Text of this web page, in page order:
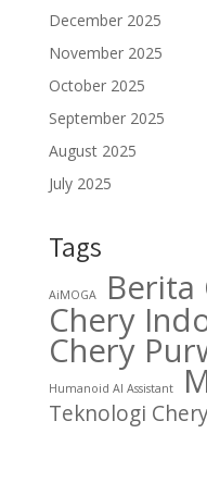
December 2025
November 2025
October 2025
September 2025
August 2025
July 2025
Tags
AiMOGA Berita
Chery
Chery
Humanoid AI Assistant
Teknologi